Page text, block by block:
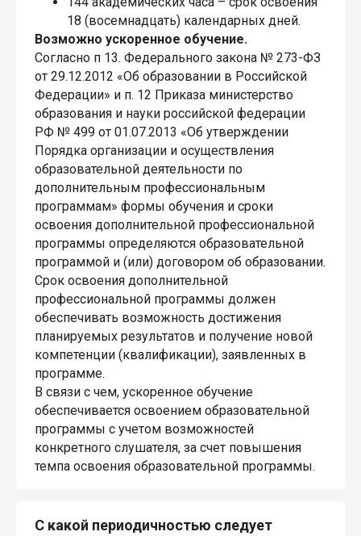
18 (восемнадцать) календарных дней.
Возможно ускоренное обучение.
Согласно п 13. Федерального закона № 273-ФЗ
от 29.12.2012 «Об образовании в Российской
Федерации» и п. 12 Приказа министерство
образования и науки российской федерации
РФ № 499 от 01.07.2013 «Об утверждении
Порядка организации и осуществления
образовательной деятельности по
дополнительным профессиональным
программам» формы обучения и сроки
освоения дополнительной профессиональной
программы определяются образовательной
программой и (или) договором об образовании.
Срок освоения дополнительной
профессиональной программы должен
обеспечивать возможность достижения
планируемых результатов и получение новой
компетенции (квалификации), заявленных в
программе.
В связи с чем, ускоренное обучение
обеспечивается освоением образовательной
программы с учетом возможностей
конкретного слушателя, за счет повышения
темпа освоения образовательной программы.
С какой периодичностью следует